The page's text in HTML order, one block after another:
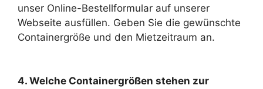
unser Online-Bestellformular auf unserer
Webseite ausfüllen. Geben Sie die gewünschte
Containergröße und den Mietzeitraum an.
4. Welche Containergrößen stehen zur